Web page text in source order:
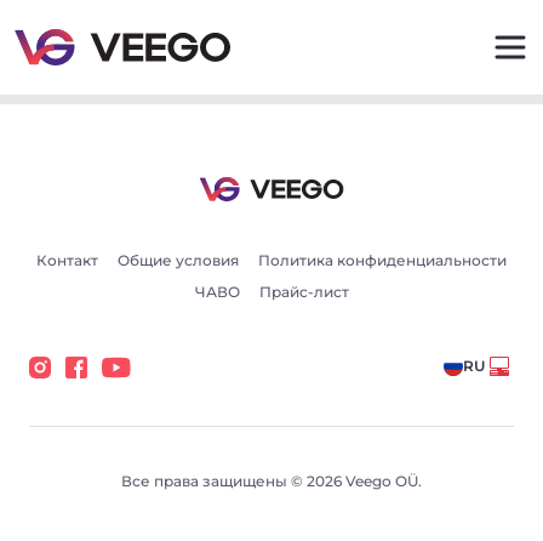
Контакт Общие условия
Политика конфиденциальности
ЧАВО
Прайс-лист
RU
Все права защищены © 2026 Veego OÜ.